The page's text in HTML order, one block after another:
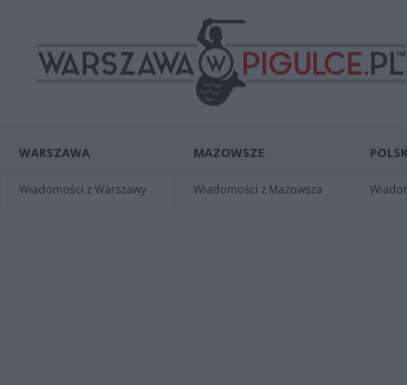
WARSZAWA
Wiadomości z Warszawy
MAZOWSZE
Wiadomości z Mazowsza